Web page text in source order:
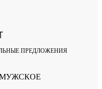
ПРЕДЛОЖЕНИЯ